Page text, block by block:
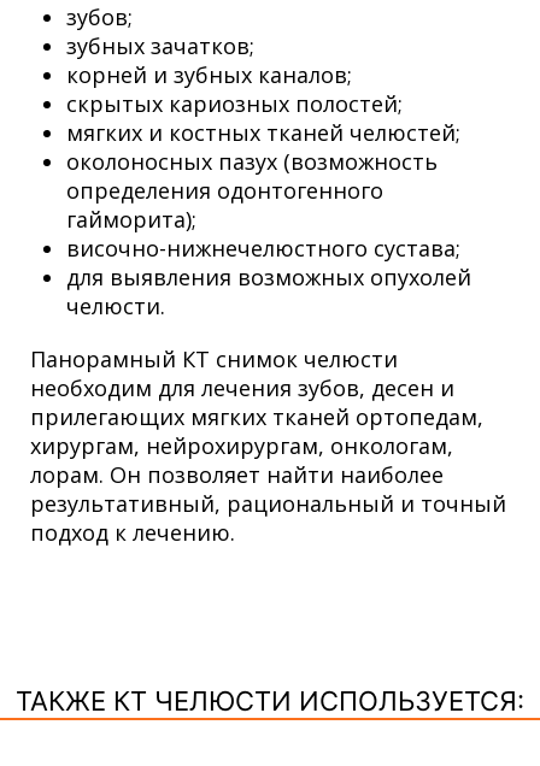
зубов;
зубных зачатков;
корней и зубных каналов;
скрытых кариозных полостей;
мягких и костных тканей челюстей;
околоносных пазух (возможность
определения одонтогенного
гайморита);
височно-нижнечелюстного сустава;
для выявления возможных опухолей
челюсти.
Панорамный КТ снимок челюсти
необходим для лечения зубов, десен и
прилегающих мягких тканей ортопедам,
хирургам, нейрохирургам, онкологам,
лорам. Он позволяет найти наиболее
результативный, рациональный и точный
подход к лечению.
ТАКЖЕ КТ ЧЕЛЮСТИ ИСПОЛЬЗУЕТСЯ: